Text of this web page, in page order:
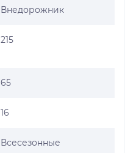
Внедорожник
215
65
16
Всесезонные